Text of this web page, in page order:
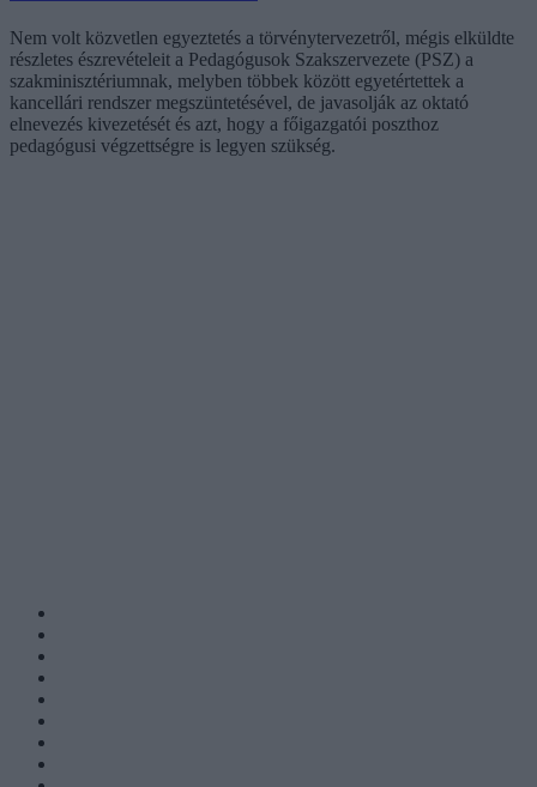
Nem volt közvetlen egyeztetés a törvénytervezetről, mégis elküldte
részletes észrevételeit a Pedagógusok Szakszervezete (PSZ) a
szakminisztériumnak, melyben többek között egyetértettek a
kancellári rendszer megszüntetésével, de javasolják az oktató
elnevezés kivezetését és azt, hogy a főigazgatói poszthoz
pedagógusi végzettségre is legyen szükség.